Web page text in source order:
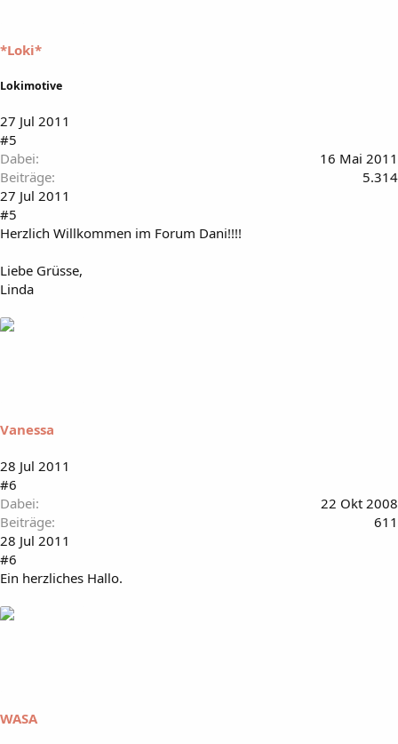
*Loki*
Lokimotive
27 Jul 2011
#5
Dabei
16 Mai 2011
Beiträge
5.314
27 Jul 2011
#5
Herzlich Willkommen im Forum Dani!!!!
Liebe Grüsse,
Linda
Vanessa
28 Jul 2011
#6
Dabei
22 Okt 2008
Beiträge
611
28 Jul 2011
#6
Ein herzliches Hallo.
WASA